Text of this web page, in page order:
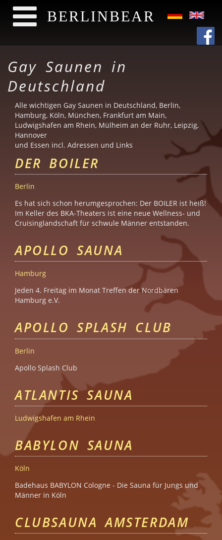
BERLINBEAR
Gay Saunen in
Deutschland
Alle wichtigen Gay Saunen in Deutschland, Berlin,
Hamburg, Köln, München, Frankfurt am Main,
Ludwigshafen am Rhein, Mülheim an der Ruhr, Leipzig,
Hannover
und Essen incl. Adressen und Links
DER BOILER
Berlin
Es hat sich schon herumgesprochen: Der BOILER ist heiß!
Im Keller des BKA-Theaters ist eine neue Wellness- und
Cruisinglandschaft für schwule Männer entstanden.
APOLLO SAUNA
Hamburg
Jeden 4. Freitag im Monat Treffen der Nordbären
Hamburg e.V.
APOLLO SPLASH CLUB
Berlin
Apollo Splash Club
ATLANTIS SAUNA
Ludwigshafen am Rhein
BABYLON SAUNA
Köln
Badehaus BABYLON Cologne - Die Sauna für Jungs und
Männer in Köln
CLUBSAUNA AMSTERDAM